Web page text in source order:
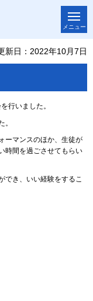
メニュー
新日：2022年10月7日
行いました。
ーマンスのほか、生徒が
時間を過ごさせてもらい
でき、いい経験をするこ